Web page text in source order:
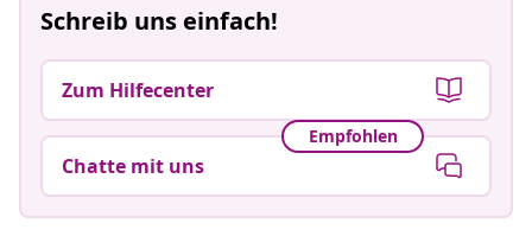
Schreib uns einfach!
Zum Hilfecenter
Empfohlen
Chatte mit uns